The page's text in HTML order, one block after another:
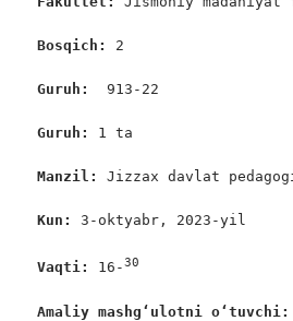
Bosqich: 2
Guruh: 913-22
Guruh: 1 ta
Manzil: Jizzax davlat
Kun: 3-oktyabr, 2023-yil
Vaqti: 16-30
Amaliy mashgʻulotni oʻtuvchi: